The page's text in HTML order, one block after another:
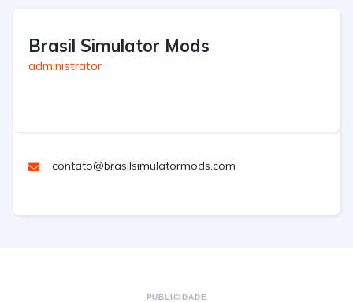
Brasil Simulator Mods
administrator
contato@brasilsimulatormods.com
PUBLICIDADE